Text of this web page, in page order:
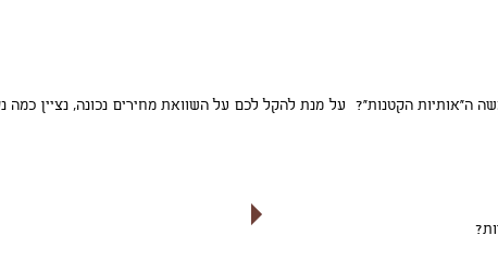
ה"אותיות הקטנות"? על מנת להקל לכם על השוואת מחירים נכונה, נציין כמה